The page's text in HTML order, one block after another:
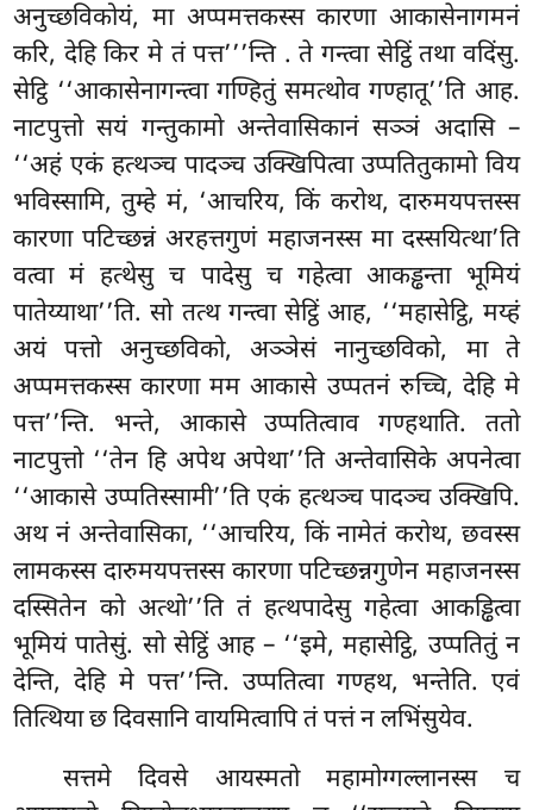
अनुच्छविकोयं, मा अप्पमत्तकस्स कारणा आकासेनागमनं
करि, देहि किर मे तं पत्त’’’न्ति . ते गन्त्वा सेट्ठिं तथा वदिंसु.
सेट्ठि ‘‘आकासेनागन्त्वा गण्हितुं समत्थोव गण्हातू’’ति आह.
नाटपुत्तो सयं गन्तुकामो अन्तेवासिकानं सञ्ञं अदासि –
‘‘अहं एकं हत्थञ्च पादञ्च उक्खिपित्वा उप्पतितुकामो विय
भविस्सामि, तुम्हे मं, ‘आचरिय, किं करोथ, दारुमयपत्तस्स
कारणा पटिच्छन्नं अरहत्तगुणं महाजनस्स मा दस्सयित्था’ति
वत्वा मं हत्थेसु च पादेसु च गहेत्वा आकड्ढन्ता भूमियं
पातेय्याथा’’ति. सो तत्थ गन्त्वा सेट्ठिं आह, ‘‘महासेट्ठि, मय्हं
अयं पत्तो अनुच्छविको, अञ्ञेसं नानुच्छविको, मा ते
अप्पमत्तकस्स कारणा मम आकासे उप्पतनं रुच्चि, देहि मे
पत्त’’न्ति. भन्ते, आकासे उप्पतित्वाव गण्हथाति. ततो
नाटपुत्तो ‘‘तेन हि अपेथ अपेथा’’ति अन्तेवासिके अपनेत्वा
‘‘आकासे उप्पतिस्सामी’’ति एकं हत्थञ्च पादञ्च उक्खिपि.
अथ नं अन्तेवासिका, ‘‘आचरिय, किं नामेतं करोथ, छवस्स
लामकस्स दारुमयपत्तस्स कारणा पटिच्छन्नगुणेन महाजनस्स
दस्सितेन को अत्थो’’ति तं हत्थपादेसु गहेत्वा आकड्ढित्वा
भूमियं पातेसुं. सो सेट्ठिं आह – ‘‘इमे, महासेट्ठि, उप्पतितुं न
देन्ति, देहि मे पत्त’’न्ति. उप्पतित्वा गण्हथ, भन्तेति. एवं
तित्थिया छ दिवसानि वायमित्वापि तं पत्तं न लभिंसुयेव.
सत्तमे दिवसे आयस्मतो महामोग्गल्लानस्स च